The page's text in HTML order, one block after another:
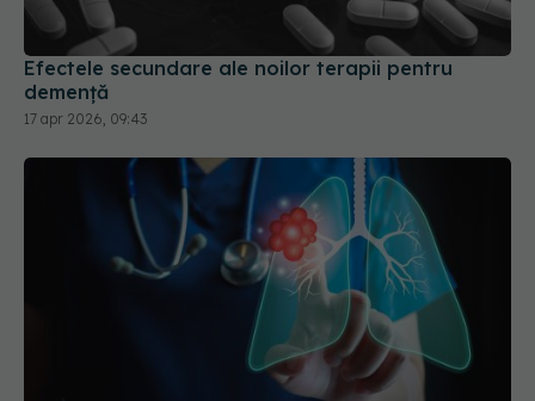
Efectele secundare ale noilor terapii pentru
demență
17 apr 2026, 09:43